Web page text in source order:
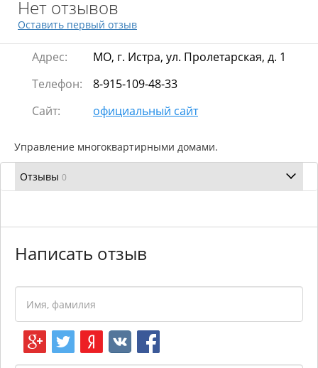
Нет отзывов
Оставить первый отзыв
Адрес:
МО, г. Истра, ул. Пролетарская, д. 1
Телефон:
8-915-109-48-33
Сайт:
официальный сайт
Управление многоквартирными домами.
Отзывы 0
Написать отзыв